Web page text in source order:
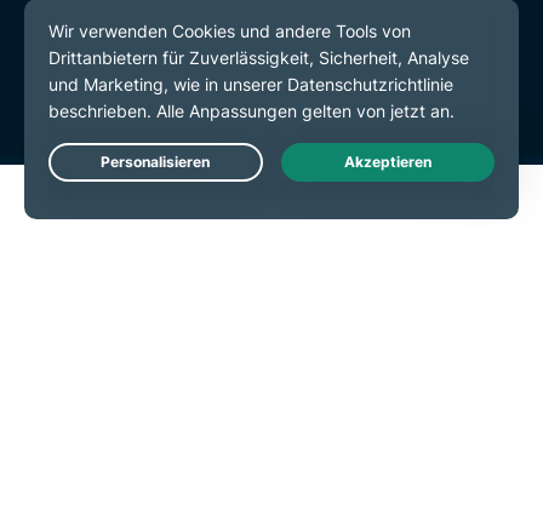
Datenschutzrichtlinie
Servicebedingungen
Cookie-Einstellungen
Live Chat